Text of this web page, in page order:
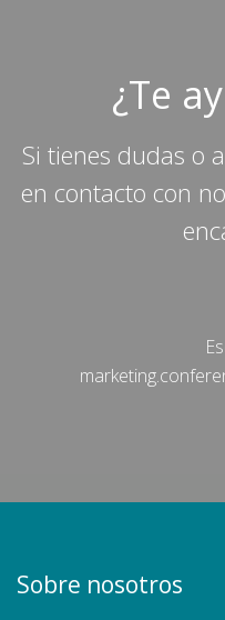
¿Te
Si tienes dudas o
en contacto con
Sobre nosotros